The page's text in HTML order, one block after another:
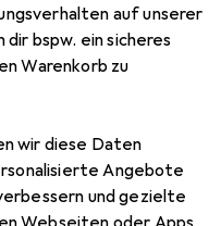
auf unserer
bspw. ein sicheres
Warenkorb zu
wir diese Daten
Angebote
und gezielte
Marke
Mehr von MSV